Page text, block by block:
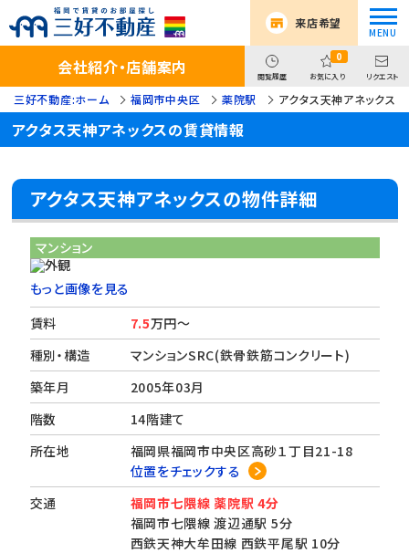
来店希望
会社紹介・店舗案内 閲覧履歴
0
お気に入り リクエスト
三好不動産:ホーム 福岡市中央区 薬院駅 アクタス天神アネックス
アクタス天神アネックスの賃貸情報
アクタス天神アネックスの物件詳細
マンション
もっと画像を見る
賃料
7.5万円～
種別・構造
マンションSRC(鉄骨鉄筋コンクリート)
築年月
2005年03月
階数
14階建て
所在地
福岡県福岡市中央区高砂１丁目21-18
位置をチェックする
交通
福岡市七隈線 薬院駅 4分
福岡市七隈線 渡辺通駅 5分
西鉄天神大牟田線 西鉄平尾駅 10分